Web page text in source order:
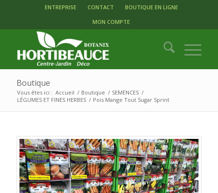
ENTREPRISE CONTACT
BOUTIQUE EN LIGNE
MON COMPTE
Boutique
Vous êtes ici : Accueil / Boutique / SEMENCES /
LÉGUMES ET FINES HERBES / Pois Mange Tout Sugar Sprint